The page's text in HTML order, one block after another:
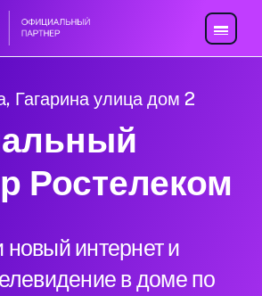
Гагарина улица дом 2
Ростелеком
интернет и
в доме по